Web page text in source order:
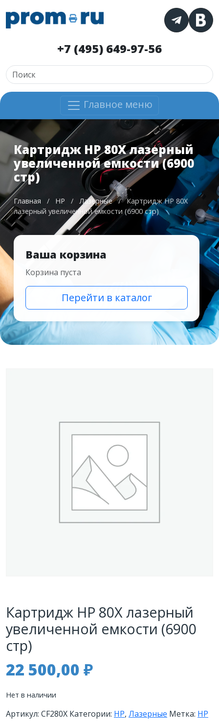
+7 (495) 649-97-56
Главное меню
Картридж HP 80X лазерный
увеличенной емкости (6900
стр)
Главная / HP / Лазерные /
Картридж HP 80X
лазерный увеличенной емкости (6900 стр)
Ваша корзина
Корзина пуста
Перейти в каталог
Картридж HP 80X лазерный
увеличенной емкости (6900
стр)
22 500,00 ₽
Нет в наличии
Артикул: CF280X Категории: HP, Лазерные Метка: HP